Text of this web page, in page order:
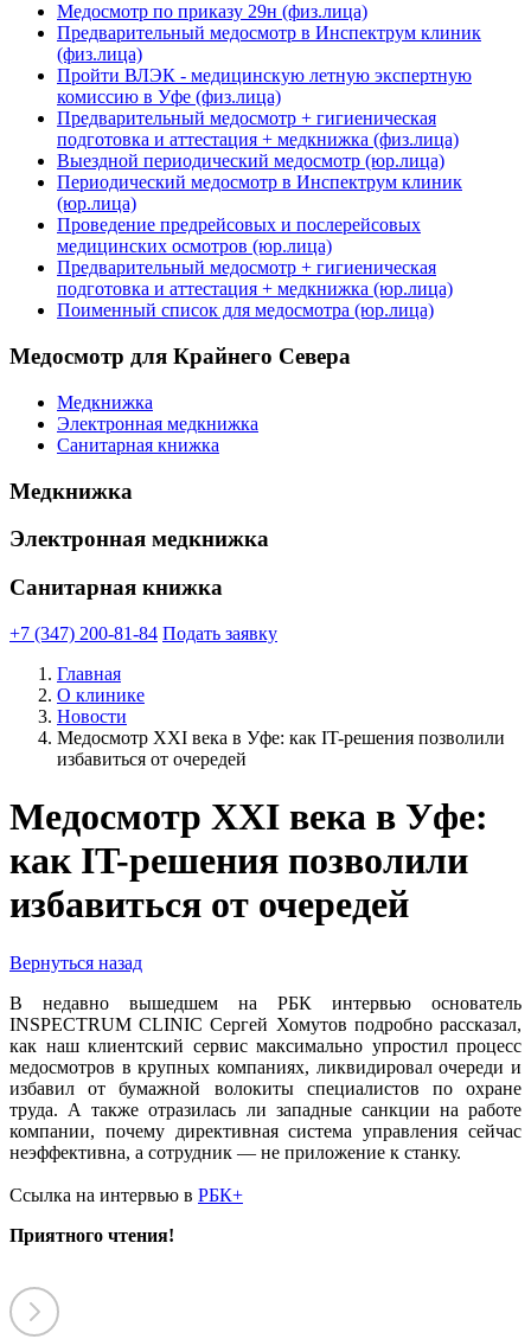
Медосмотр по приказу 29н (физ.лица)
Предварительный медосмотр в Инспектрум клиник
(физ.лица)
Пройти ВЛЭК - медицинскую летную экспертную
комиссию в Уфе (физ.лица)
Предварительный медосмотр + гигиеническая
подготовка и аттестация + медкнижка (физ.лица)
Выездной периодический медосмотр (юр.лица)
Периодический медосмотр в Инспектрум клиник
(юр.лица)
Проведение предрейсовых и послерейсовых
медицинских осмотров (юр.лица)
Предварительный медосмотр + гигиеническая
подготовка и аттестация + медкнижка (юр.лица)
Поименный список для медосмотра (юр.лица)
Медосмотр для Крайнего Севера
Медкнижка
Электронная медкнижка
Санитарная книжка
Медкнижка
Электронная медкнижка
Санитарная книжка
+7 (347) 200-81-84 Подать заявку
Главная
О клинике
Новости
Медосмотр XXI века в Уфе: как IT-решения позволили
избавиться от очередей
Медосмотр XXI века в Уфе:
как IT-решения позволили
избавиться от очередей
Вернуться назад
В недавно вышедшем на РБК интервью оcнователь
INSPECTRUM CLINIC Сергей Хомутов подробно рассказал,
как наш клиентский сервис максимально упростил процесс
медосмотров в крупных компаниях, ликвидировал очереди и
избавил от бумажной волокиты специалистов по охране
труда. А также отразилась ли западные санкции на работе
компании, почему директивная система управления сейчас
неэффективна, а сотрудник — не приложение к станку.
Ссылка на интервью в РБК+
Приятного чтения!